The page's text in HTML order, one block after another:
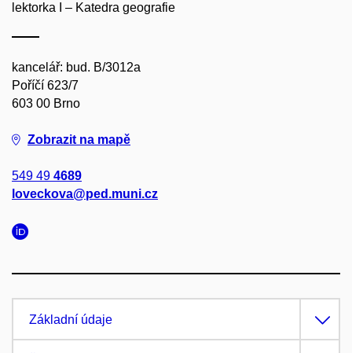
lektorka I – Katedra geografie
kancelář: bud. B/3012a
Poříčí 623/7
603 00 Brno
Zobrazit na mapě
549 49 4689
loveckova@ped.muni.cz
Základní údaje